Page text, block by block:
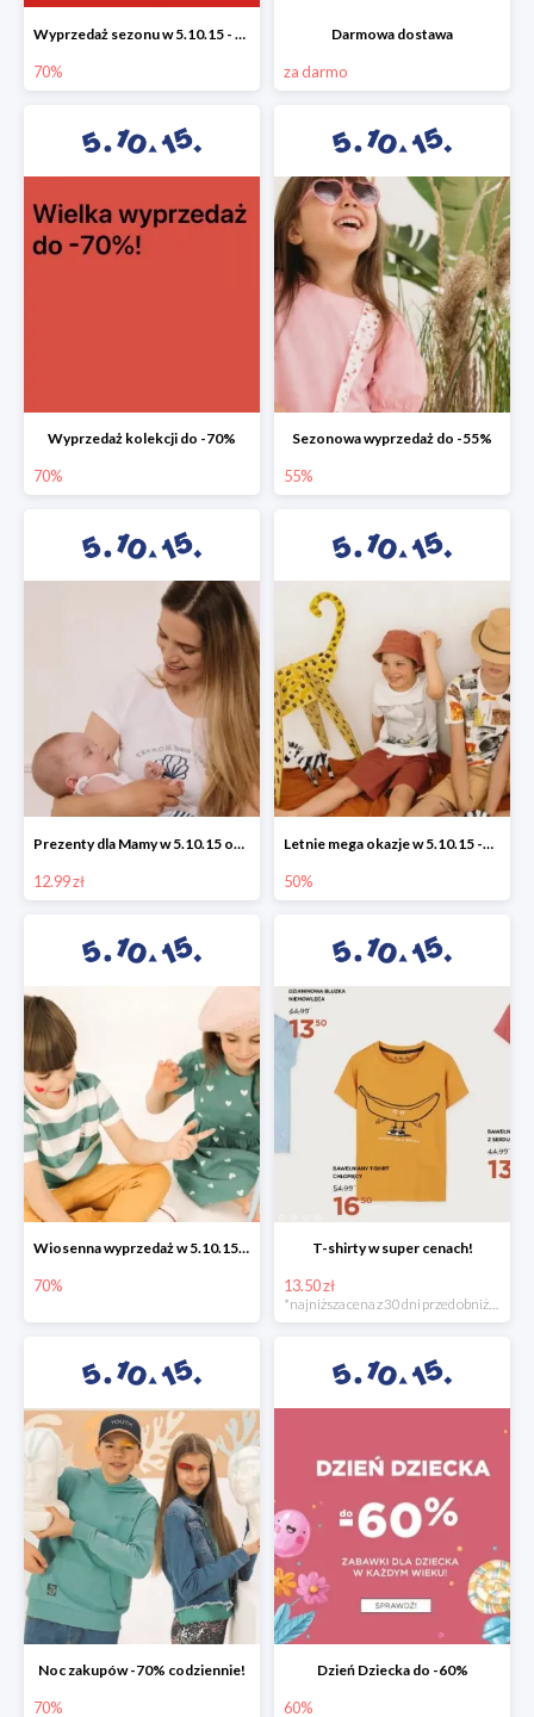
Wyprzedaż sezonu w 5.10.15 - cały asortyment -70%
70%
Darmowa dostawa
za darmo
Wyprzedaż kolekcji do -70%
70%
Sezonowa wyprzedaż do -55%
55%
Prezenty dla Mamy w 5.10.15 od 12,99 zł
12.99 zł
Letnie mega okazje w 5.10.15 -50%
50%
Wiosenna wyprzedaż w 5.10.15 -70%
70%
T-shirty w super cenach!
13.50 zł
*najniższa cena z 30 dni przed obniżką
Noc zakupów -70% codziennie!
70%
Dzień Dziecka do -60%
60%